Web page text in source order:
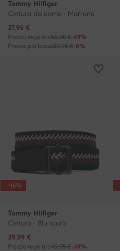
Tommy Hilfiger
Cintura da uomo · Marrone
Prezzo attuale
27,95 €
Prezzo regolare55,00 €-49%
Prezzo più basso29,95 €-6%
-16%
Tommy Hilfiger
Cintura · Blu scuro
Prezzo attuale
29,99 €
Prezzo regolare49,95 €-39%